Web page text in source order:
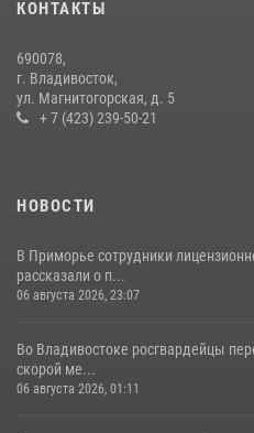
Во Владивостоке росгвардейцы
магазинах
22 июля 2026, 23:38
КОНТАКТЫ
690078,
г. Владивосток,
ул. Магнитогорская, д. 5
+ 7 (423) 239-50-21
НОВОСТИ
В Приморье сотрудники
рассказали о п...
06 августа 2026, 23:07
Во Владивостоке росгвардейцы
скорой ме...
06 августа 2026, 01:11